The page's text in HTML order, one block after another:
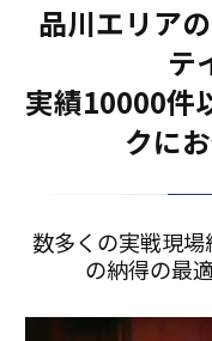
品川エリア
テ
実績10000件
クに
数多くの実戦現
の納得の最